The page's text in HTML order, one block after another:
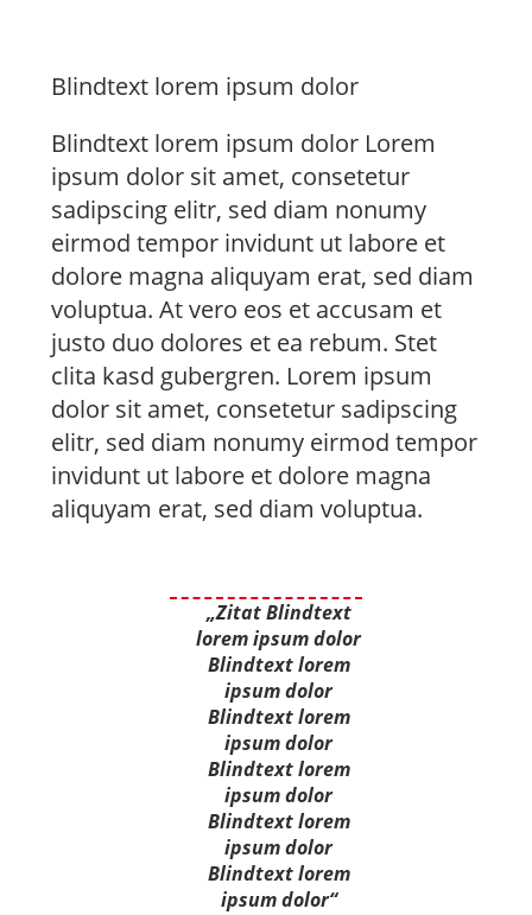
Blindtext lorem ipsum dolor
Blindtext lorem ipsum dolor Lorem
ipsum dolor sit amet, consetetur
sadipscing elitr, sed diam nonumy
eirmod tempor invidunt ut labore et
dolore magna aliquyam erat, sed diam
voluptua. At vero eos et accusam et
justo duo dolores et ea rebum. Stet
clita kasd gubergren. Lorem ipsum
dolor sit amet, consetetur sadipscing
elitr, sed diam nonumy eirmod tempor
invidunt ut labore et dolore magna
aliquyam erat, sed diam voluptua.
„Zitat Blindtext
lorem ipsum dolor
Blindtext lorem
ipsum dolor
Blindtext lorem
ipsum dolor
Blindtext lorem
ipsum dolor
Blindtext lorem
ipsum dolor
Blindtext lorem
ipsum dolor“